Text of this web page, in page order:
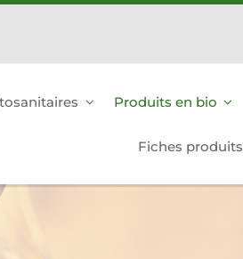
Produits en bio
Fiches produits